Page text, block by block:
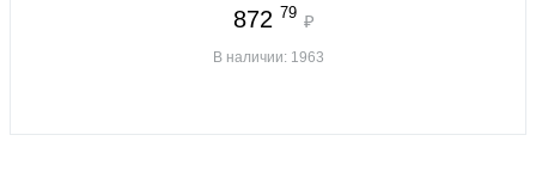
872 79 ₽
В наличии: 1963